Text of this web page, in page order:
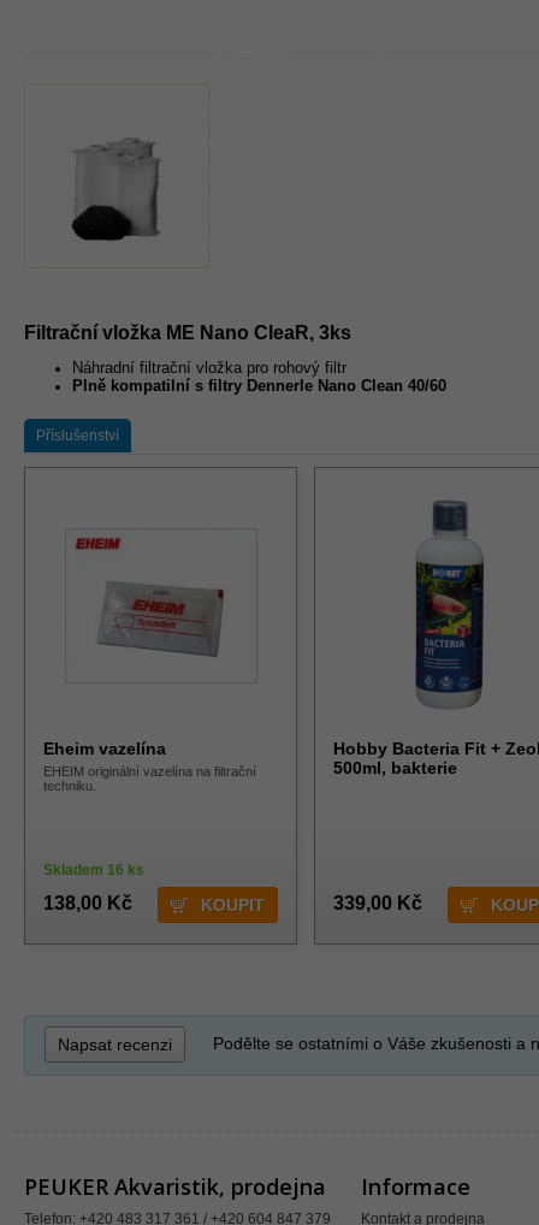
Filtrační vložka ME Nano CleaR, 3ks
Náhradní filtrační vložka pro rohový filtr
Plně kompatilní s filtry Dennerle Nano Clean 40/60
Příslušenství
Eheim vazelína
EHEIM originální vazelína na filtrační
techniku.
Skladem 16 ks
138,00 Kč
Hobby Bacteria Fit +
500ml, bakterie
339,00 Kč
Napsat recenzi Podělte se ostatními o Váše zkušenosti a
PEUKER Akvaristik, prodejna
Telefon: +420 483 317 361 / +420 604 847 379
Informace
Kontakt a prodejna